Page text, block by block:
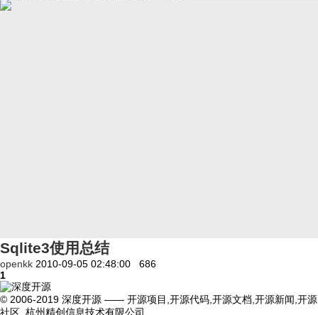
Sqlite3使用总结
openkk 2010-09-05 02:48:00
686
1
© 2006-2019 深度开源 —— 开源项目,开源代码,开源文档,开源新闻,开源
社区 杭州精创信息技术有限公司